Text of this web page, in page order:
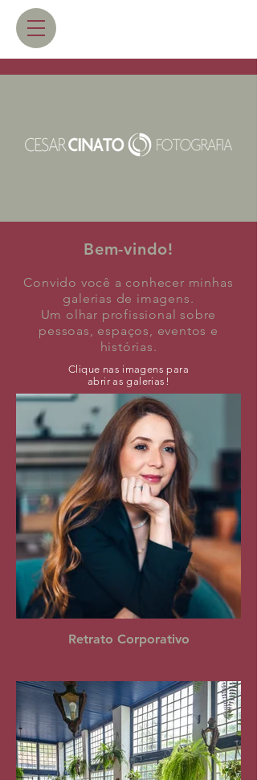
Bem-vindo!
Convido você a conhecer minhas
galerias de imagens.
Um olhar profissional sobre
pessoas, espaços, eventos e
histórias.
Clique nas imagens para
abrir as galerias!
Retrato Corporativo